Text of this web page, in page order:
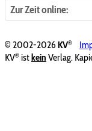
Zur Zeit online:
© 2002-2026KV®
KV® istkein Verlag.